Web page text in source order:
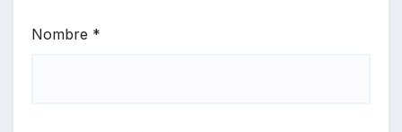
Nombre *